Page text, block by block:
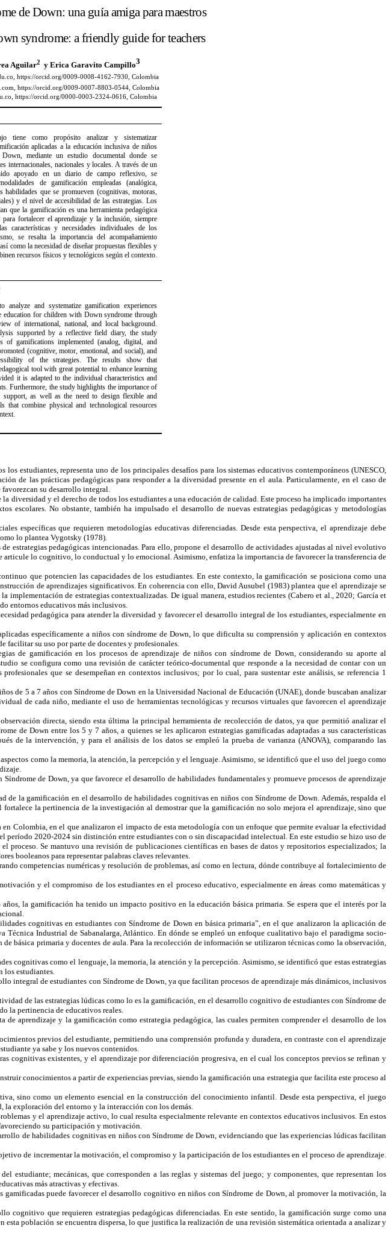
de Down: una guía amiga para maestros
syndrome: a friendly guide for teachers
Aguilar2 y Erica Garavito Campillo3
, https://orcid.org/0009-0008-4162-7930, Colombia
https://orcid.org/0009-0007-8803-0544, Colombia
https://orcid.org/0000-0003-2324-0616, Colombia
tiene como propósito analizar y sistematizar
aplicadas a la educación inclusiva de niños
mediante un estudio documental donde se
internacionales, nacionales y locales. A través de un
apoyado en un diario de campo reflexivo, se
de gamificación empleadas (analógica,
que se promueven (cognitivas, motoras,
y el nivel de accesibilidad de las estrategias. Los
que la gamificación es una herramienta pedagógica
fortalecer el aprendizaje y la inclusión, siempre
características y necesidades individuales de los
se resalta la importancia del acompañamiento
como la necesidad de diseñar propuestas flexibles y
recursos físicos y tecnológicos según el contexto.
analyze and systematize gamification experiences
education for children with Down syndrome through
of international, national, and local background.
supported by a reflective field diary, the study
of gamifications implemented (analog, digital, and
(cognitive, motor, emotional, and social), and
of the strategies. The results show that
tool with great potential to enhance learning
it is adapted to the individual characteristics and
Furthermore, the study highlights the importance of
support, as well as the need to design flexible and
that combine physical and technological resources
.
estudiantes, representa uno de los principales desafíos para los sistemas educativos contemporáneos (UNESCO,
de las prácticas pedagógicas para responder a la diversidad presente en el aula. Particularmente, en el caso de
su desarrollo integral.
y el derecho de todos los estudiantes a una educación de calidad. Este proceso ha implicado importantes
No obstante, también ha impulsado el desarrollo de nuevas estrategias pedagógicas y metodologías
específicas que requieren metodologías educativas diferenciadas. Desde esta perspectiva, el aprendizaje debe
lo plantea Vygotsky (1978).
estrategias pedagógicas intencionadas. Para ello, propone el desarrollo de actividades ajustadas al nivel evolutivo
lo cognitivo, lo conductual y lo emocional. Asimismo, enfatiza la importancia de favorecer la transferencia de
que potencien las capacidades de los estudiantes. En este contexto, la gamificación se posiciona como una
de aprendizajes significativos. En coherencia con ello, David Ausubel (1983) plantea que el aprendizaje se
de estrategias contextualizadas. De igual manera, estudios recientes (Cabero et al., 2020; García et
entornos educativos más inclusivos.
pedagógica para atender la diversidad y favorecer el desarrollo integral de los estudiantes, especialmente en
específicamente a niños con síndrome de Down, lo que dificulta su comprensión y aplicación en contextos
facilitar su uso por parte de docentes y profesionales.
de gamificación en los procesos de aprendizaje de niños con síndrome de Down, considerando su aporte al
se configura como una revisión de carácter teórico-documental que responde a la necesidad de contar con un
que se desempeñan en contextos inclusivos; por lo cual, para sustentar este análisis, se referencia 1
de 5 a 7 años con Síndrome de Down en la Universidad Nacional de Educación (UNAE), donde buscaban analizar
de cada niño, mediante el uso de herramientas tecnológicas y recursos virtuales que favorecen el aprendizaje
directa, siendo esta última la principal herramienta de recolección de datos, ya que permitió analizar el
de Down entre los 5 y 7 años, a quienes se les aplicaron estrategias gamificadas adaptadas a sus características
de la intervención, y para el análisis de los datos se empleó la prueba de varianza (ANOVA), comparando las
como la memoria, la atención, la percepción y el lenguaje. Asimismo, se identificó que el uso del juego como
de Down, ya que favorece el desarrollo de habilidades fundamentales y promueve procesos de aprendizaje
la gamificación en el desarrollo de habilidades cognitivas en niños con Síndrome de Down. Además, respalda el
la pertinencia de la investigación al demostrar que la gamificación no solo mejora el aprendizaje, sino que
Colombia, en el que analizaron el impacto de esta metodología con un enfoque que permite evaluar la efectividad
2020-2024 sin distinción entre estudiantes con o sin discapacidad intelectual. En este estudio se hizo uso de
Se mantuvo una revisión de publicaciones científicas en bases de datos y repositorios especializados; la
booleanos para representar palabras claves relevantes.
competencias numéricas y resolución de problemas, así como en lectura, dónde contribuye al fortalecimiento de
y el compromiso de los estudiantes en el proceso educativo, especialmente en áreas como matemáticas y
la gamificación ha tenido un impacto positivo en la educación básica primaria. Se espera que el interés por la
cognitivas en estudiantes con Síndrome de Down en básica primaria”, en el que analizaron la aplicación de
Industrial de Sabanalarga, Atlántico. En dónde se empleó un enfoque cualitativo bajo el paradigma socio-
primaria y docentes de aula. Para la recolección de información se utilizaron técnicas como la observación,
cognitivas como el lenguaje, la memoria, la atención y la percepción. Asimismo, se identificó que estas estrategias
estudiantes.
integral de estudiantes con Síndrome de Down, ya que facilitan procesos de aprendizaje más dinámicos, inclusivos
de las estrategias lúdicas como lo es la gamificación, en el desarrollo cognitivo de estudiantes con Síndrome de
la pertinencia de educativos reales.
aprendizaje y la gamificación como estrategia pedagógica, las cuales permiten comprender el desarrollo de los
previos del estudiante, permitiendo una comprensión profunda y duradera, en contraste con el aprendizaje
ya sabe y los nuevos contenidos.
cognitivas existentes, y el aprendizaje por diferenciación progresiva, en el cual los conceptos previos se refinan y
conocimientos a partir de experiencias previas, siendo la gamificación una estrategia que facilita este proceso al
sino como un elemento esencial en la construcción del conocimiento infantil. Desde esta perspectiva, el juego
exploración del entorno y la interacción con los demás.
y el aprendizaje activo, lo cual resulta especialmente relevante en contextos educativos inclusivos. En estos
su participación y motivación.
de habilidades cognitivas en niños con Síndrome de Down, evidenciando que las experiencias lúdicas facilitan
de incrementar la motivación, el compromiso y la participación de los estudiantes en el proceso de aprendizaje.
estudiante; mecánicas, que corresponden a las reglas y sistemas del juego; y componentes, que representan los
más atractivas y efectivas.
puede favorecer el desarrollo cognitivo en niños con Síndrome de Down, al promover la motivación, la
cognitivo que requieren estrategias pedagógicas diferenciadas. En este sentido, la gamificación surge como una
población se encuentra dispersa, lo que justifica la realización de una revisión sistemática orientada a analizar y